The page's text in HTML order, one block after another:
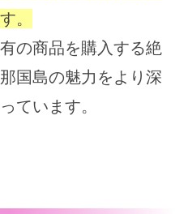
。
の商品を購入する絶
国島の魅力をより深
ています。